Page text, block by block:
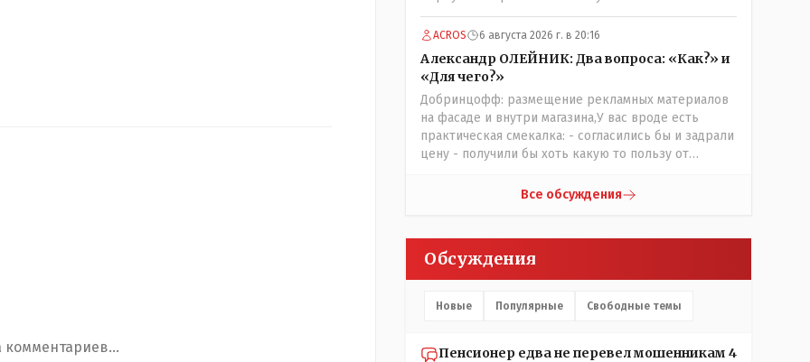
комментариев...
историческое имя? Ведь для этого же эти она..
ономасты существуют)) Или тут тоже двойной
ACROS 6 августа 2026 г. в 20:16
Александр ОЛЕЙНИК: Два вопроса: «Как?» и
«Для чего?»
Добринцофф: размещение рекламных материалов
на фасаде и внутри магазина,У вас вроде есть
практическая смекалка: - согласились бы и задрали
цену - получили бы хоть какую то пользу от
овцы хоть шерсти клок, тем более эта тётенька
Все обсуждения
Обсуждения
Новые Популярные Свободные темы
Пенсионер едва не перевел мошенникам 4